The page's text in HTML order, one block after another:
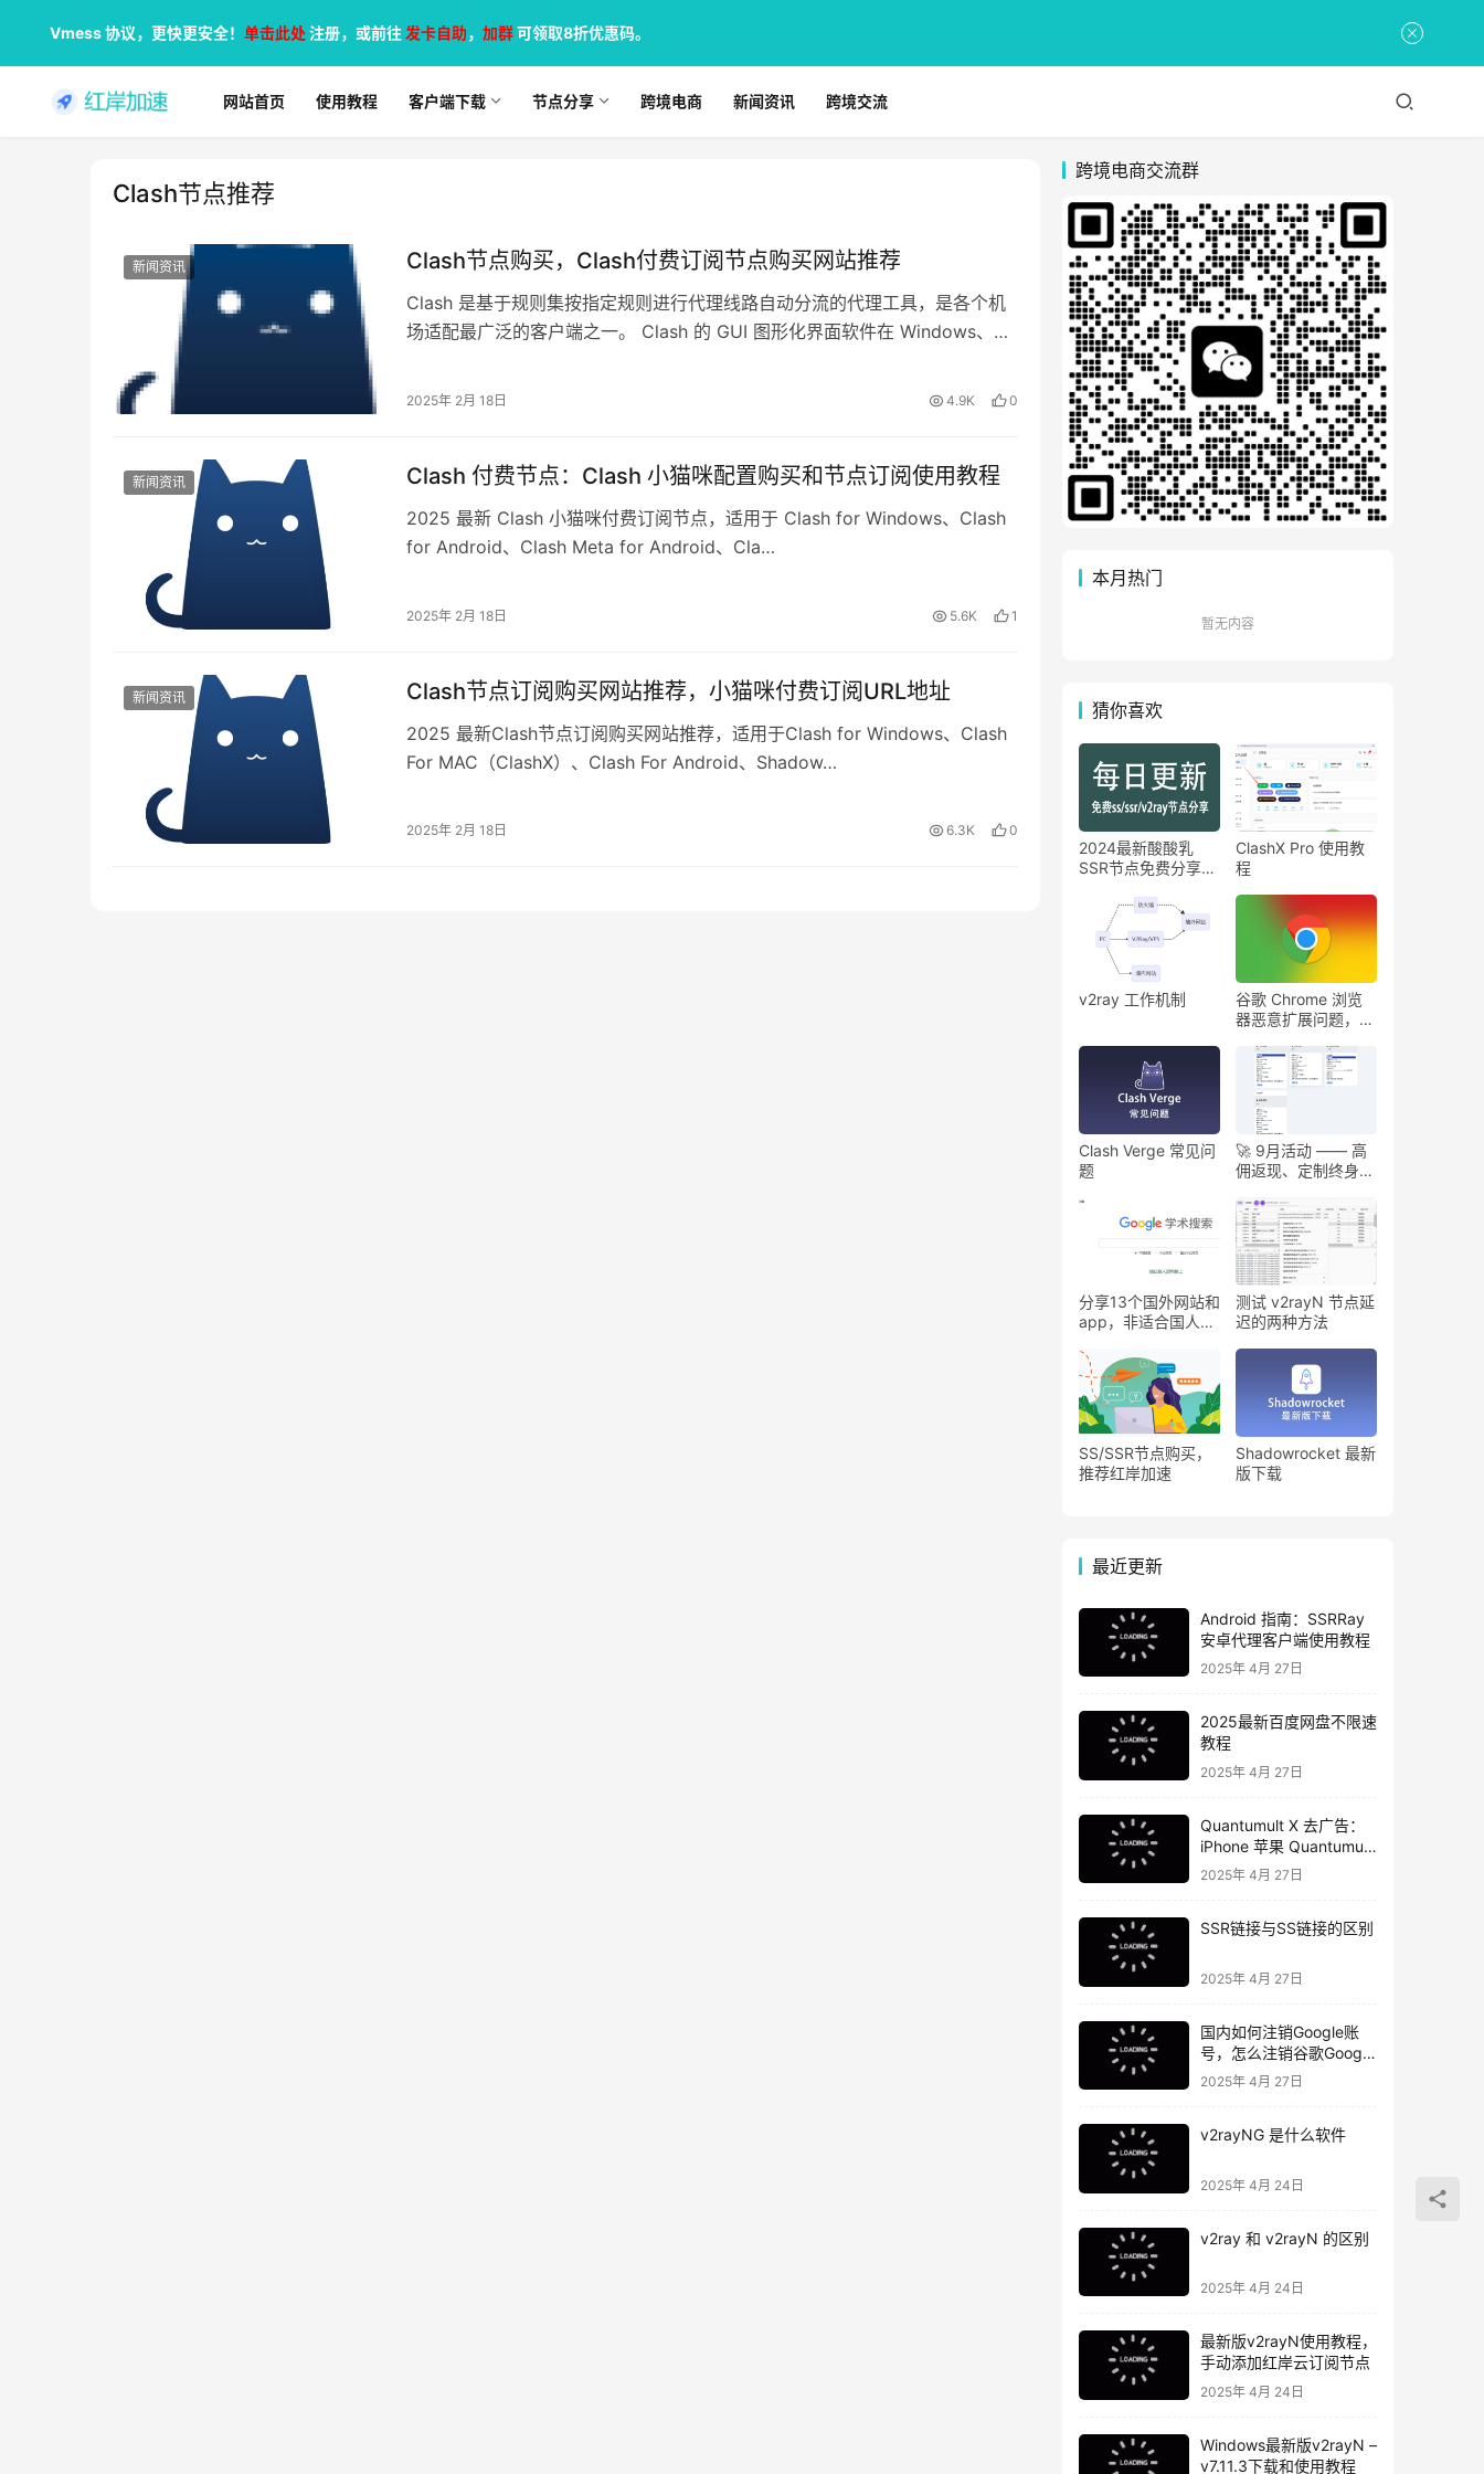
网站首页 使用教程 客户端下载 节点分享 跨境电商 新闻资讯 跨境交流
Clash节点推荐
新闻资讯 Clash节点购买，Clash付费订阅节点购买网站推荐
Clash 是基于规则集按指定规则进行代理线路自动分流的代理工具，是各个机
场适配最广泛的客户端之一。 Clash 的 GUI 图形化界面软件在 Windows、
2025年 2月 18日 4.9K 0
新闻资讯 Clash 付费节点：Clash 小猫咪配置购买和节点订阅使用教程
2025 最新 Clash 小猫咪付费订阅节点，适用于 Clash for Windows、Clash
for Android、Clash Meta for Android、Cla…
2025年 2月 18日 5.6K 1
新闻资讯 Clash节点订阅购买网站推荐，小猫咪付费订阅URL地址
2025 最新Clash节点订阅购买网站推荐，适用于Clash for Windows、Clash
For MAC（ClashX）、Clash For Android、Shadow…
2025年 2月 18日 6.3K 0
跨境电商交流群
本月热门
暂无内容
猜你喜欢
2024最新酸酸乳
SSR节点免费分享
ClashX Pro 使用教
程
v2ray 工作机制
谷歌 Chrome 浏览
器恶意扩展问题，3
Clash Verge 常见问
题
🚀 9月活动 —— 高
佣返现、定制终身套
分享13个国外网站和
app，非适合国人深
测试 v2rayN 节点延
迟的两种方法
SS/SSR节点购买，
推荐红岸加速
Shadowrocket 最新
版下载
最近更新
Android 指南：SSRRay
安卓代理客户端使用教程
2025年 4月 27日
2025最新百度网盘不限速
教程
2025年 4月 27日
Quantumult X 去广告：
iPhone 苹果 Quantumult
X 去广告教程
2025年 4月 27日
SSR链接与SS链接的区别
2025年 4月 27日
国内如何注销Google账
号，怎么注销谷歌Google
账号
2025年 4月 27日
v2rayNG 是什么软件
2025年 4月 24日
v2ray 和 v2rayN 的区别
2025年 4月 24日
最新版v2rayN使用教程，
手动添加红岸云订阅节点
2025年 4月 24日
Windows最新版v2rayN –
v7.11.3下载和使用教程
Vmess 协议，更快更安全！ 单击此处注册，或前往 发卡自助， 加群可领取8折优惠码。